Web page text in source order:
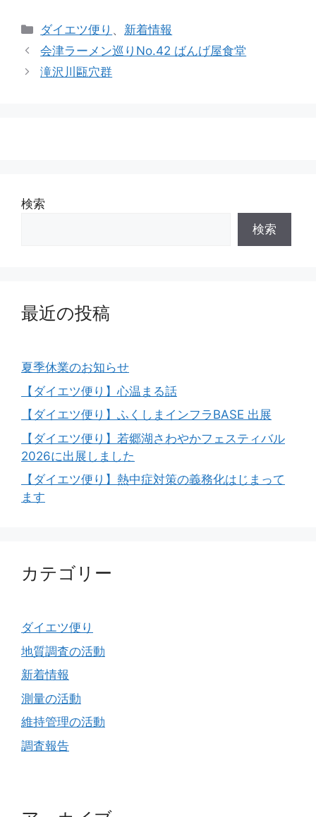
カ
テ
リ
ダイエツ便り 、 新着情報
会津ラーメン巡りNo.42 ばんげ屋食堂
滝沢川甌穴群
検索
検索
最近の投稿
夏季休業のお知らせ
【ダイエツ便り】心温まる話
【ダイエツ便り】ふくしまインフラBASE 出展
【ダイエツ便り】若郷湖さわやかフェスティバル
2026に出展しました
【ダイエツ便り】熱中症対策の義務化はじまって
ます
カテゴリー
ダイエツ便り
地質調査の活動
新着情報
測量の活動
維持管理の活動
調査報告